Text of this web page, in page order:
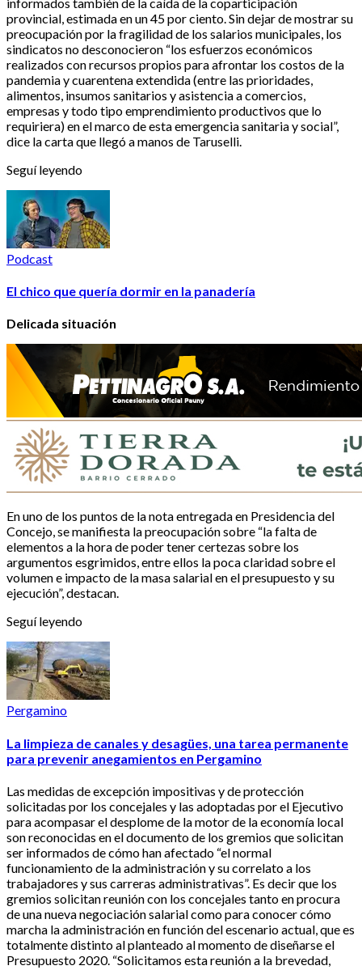
provincial, estimada en un 45 por ciento. Sin dejar de mostrar su
preocupación por la fragilidad de los salarios municipales, los
sindicatos no desconocieron “los esfuerzos económicos
realizados con recursos propios para afrontar los costos de la
pandemia y cuarentena extendida (entre las prioridades,
alimentos, insumos sanitarios y asistencia a comercios,
empresas y todo tipo emprendimiento productivos que lo
requiriera) en el marco de esta emergencia sanitaria y social”,
dice la carta que llegó a manos de Taruselli.
Seguí leyendo
Podcast
El chico que quería dormir en la panadería
Delicada situación
En uno de los puntos de la nota entregada en Presidencia del
Concejo, se manifiesta la preocupación sobre “la falta de
elementos a la hora de poder tener certezas sobre los
argumentos esgrimidos, entre ellos la poca claridad sobre el
volumen e impacto de la masa salarial en el presupuesto y su
ejecución”, destacan.
Seguí leyendo
Pergamino
La limpieza de canales y desagües, una tarea permanente
para prevenir anegamientos en Pergamino
Las medidas de excepción impositivas y de protección
solicitadas por los concejales y las adoptadas por el Ejecutivo
para acompasar el desplome de la motor de la economía local
son reconocidas en el documento de los gremios que solicitan
ser informados de cómo han afectado “el normal
funcionamiento de la administración y su correlato a los
trabajadores y sus carreras administrativas”. Es decir que los
gremios solicitan reunión con los concejales tanto en procura
de una nueva negociación salarial como para conocer cómo
marcha la administración en función del escenario actual, que es
totalmente distinto al planteado al momento de diseñarse el
Presupuesto 2020. “Solicitamos esta reunión a la brevedad,